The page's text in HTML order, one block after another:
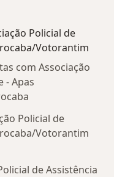
Policial de
Votorantim
com Associação
- Apas
Policial de
Votorantim
de Assistência